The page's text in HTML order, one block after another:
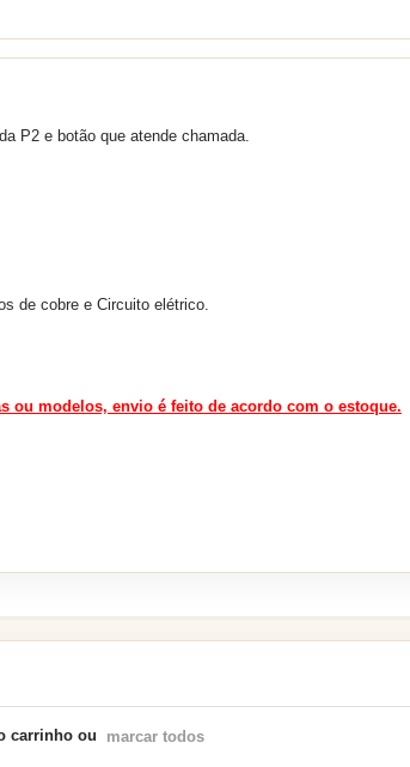
P2 e botão que atende chamada.
de cobre e Circuito elétrico.
ou modelos, envio é feito de acordo com o estoque.
carrinho ou marcar todos